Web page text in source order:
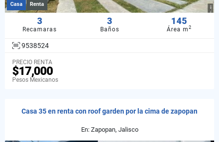
Casa Renta
3
Recamaras
3
Baños
145
Área m2
9538524
PRECIO RENTA
$17,000
Pesos Mexicanos
Casa 35 en renta con roof garden por la cima de zapopan
En: Zapopan, Jalisco